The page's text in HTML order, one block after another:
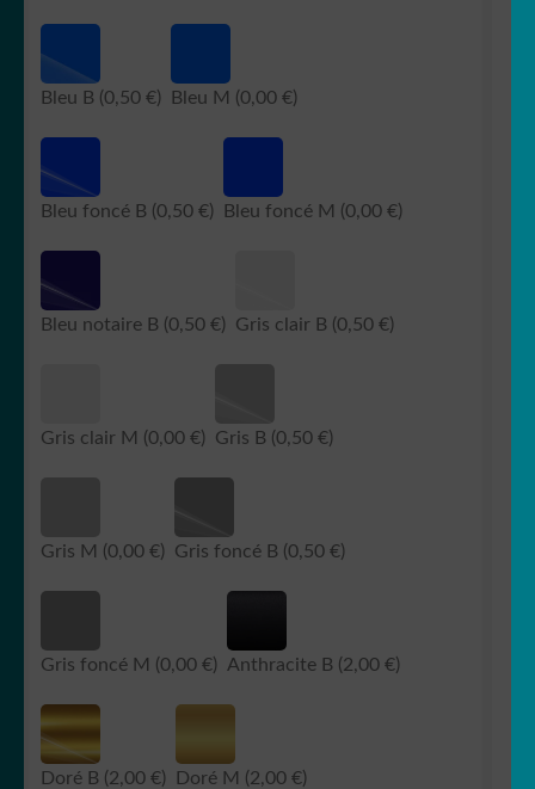
Bleu B (0,50 €) Bleu M (0,00 €)
Bleu foncé B (0,50 €) Bleu foncé M (0,00 €)
Bleu notaire B (0,50 €) Gris clair B (0,50 €)
Gris clair M (0,00 €) Gris B (0,50 €)
Gris M (0,00 €) Gris foncé B (0,50 €)
Gris foncé M (0,00 €) Anthracite B (2,00 €)
Doré B (2,00 €) Doré M (2,00 €)